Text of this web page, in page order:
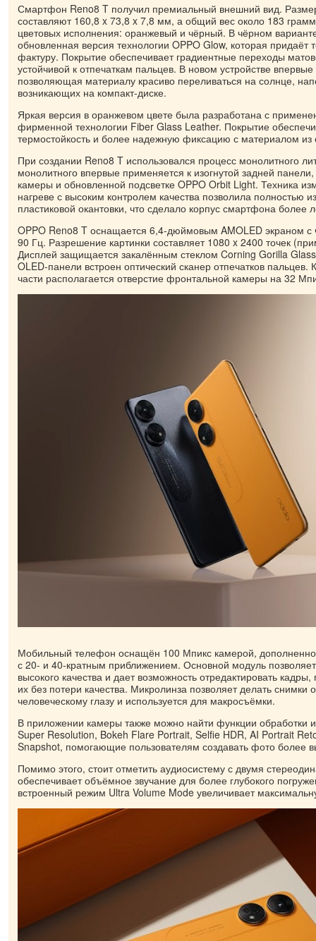
Смартфон Reno8 T получил премиальный внешний вид.
составляют 160,8 x 73,8 x 7,8 мм, а общий вес около 183
цветовых исполнения: оранжевый и чёрный. В чёрном
обновленная версия технологии OPPO Glow, которая
фактуру. Покрытие обеспечивает градиентные переходы
устойчивой к отпечаткам пальцев. В новом устройстве впервые
позволяющая материалу красиво переливаться на солнце,
возникающих на компакт-диске.
Яркая версия в оранжевом цвете была разработана с
фирменной технологии Fiber Glass Leather. Покрытие
термостойкость и более надежную фиксацию с материалом из
При создании Reno8 T использовался процесс монолитного
монолитного впервые применяется к изогнутой задней
камеры и обновленной подсветке OPPO Orbit Light. Техника
нагреве с высоким контролем качества позволила полностью
пластиковой окантовки, что сделало корпус смартфона более
OPPO Reno8 T оснащается 6,4-дюймовым AMOLED экраном с
90 Гц. Разрешение картинки составляет 1080 x 2400 точек
Дисплей защищается закалённым стеклом Corning Gorilla
OLED-панели встроен оптический сканер отпечатков пальцев.
части располагается отверстие фронтальной камеры на 32
Мобильный телефон оснащён 100 Мпикс камерой,
с 20- и 40-кратным приближением. Основной модуль
высокого качества и дает возможность отредактировать
их без потери качества. Микролинза позволяет делать снимки
человеческому глазу и используется для макросъёмки.
В приложении камеры также можно найти функции обработки
Super Resolution, Bokeh Flare Portrait, Selfie HDR, AI Portrait
Snapshot, помогающие пользователям создавать фото более
Помимо этого, стоит отметить аудиосистему с двумя
обеспечивает объёмное звучание для более глубокого
встроенный режим Ultra Volume Mode увеличивает